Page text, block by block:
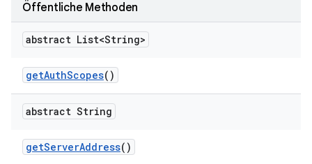
Öffentliche Methoden
abstract List<String>
getAuthScopes()
abstract String
getServerAddress()